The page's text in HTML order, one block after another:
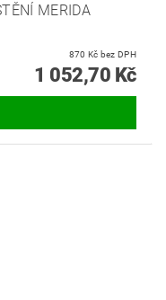
MERIDA
870 Kč bez DPH
1 052,70 Kč